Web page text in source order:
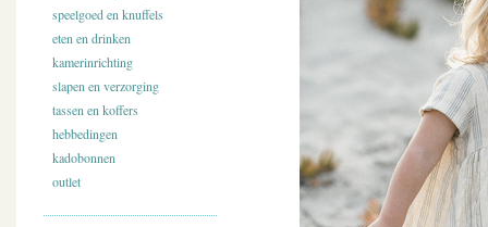
speelgoed en knuffels
eten en drinken
kamerinrichting
slapen en verzorging
tassen en koffers
hebbedingen
kadobonnen
outlet